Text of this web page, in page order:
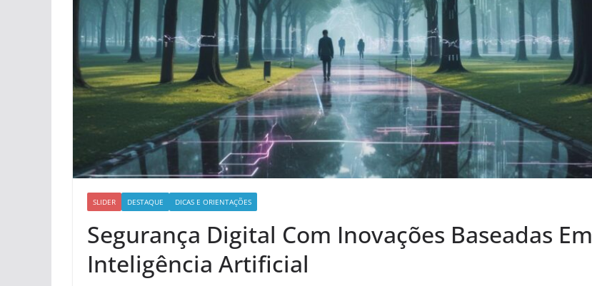
SLIDER DESTAQUE DICAS E ORIENTAÇÕES
Segurança Digital Com Inovações Baseadas Em
Inteligência Artificial